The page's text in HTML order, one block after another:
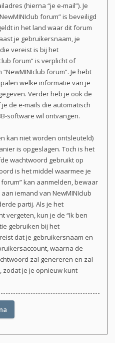
(hierna “je e-mail”). Je
forum” is beveiligd
in het land waar dit forum
je gebruikersnaam, je
vereist is bij het
forum” is verplicht of
forum”. Je hebt
welke informatie van je
Verder heb je ook de
de e-mails die automatisch
software wil ontvangen.
kan niet worden ontsleuteld)
is opgeslagen. Toch is het
wachtwoord gebruikt op
is het middel waarmee je
kan aanmelden, bewaar
iemand van NewMINIclub
partij. Als je het
vergeten, kun je de “Ik ben
gebruiken bij het
dat je gebruikersnaam en
waarna de
zal genereren en zal
zodat je je opnieuw kunt